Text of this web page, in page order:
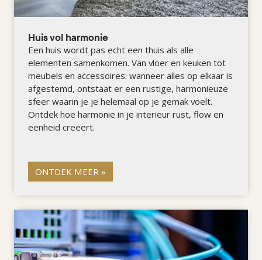
Huis vol harmonie
Een huis wordt pas echt een thuis als alle
elementen samenkomen. Van vloer en keuken tot
meubels en accessoires: wanneer alles op elkaar is
afgestemd, ontstaat er een rustige, harmonieuze
sfeer waarin je je helemaal op je gemak voelt.
Ontdek hoe harmonie in je interieur rust, flow en
eenheid creëert.
ONTDEK MEER »